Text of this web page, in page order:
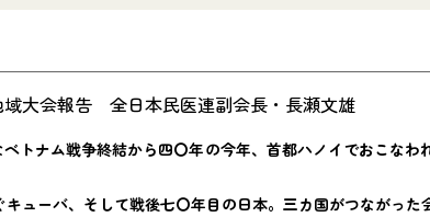
大会報告 全日本民医連副会長・長瀬文雄
トナム戦争終結から四〇年の今年、首都ハノイでおこな
ーバ、そして戦後七〇年目の日本。三カ国がつながった